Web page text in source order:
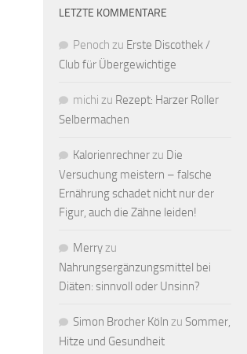
LETZTE KOMMENTARE
Penoch zu Erste Discothek /
Club für Übergewichtige
michi zu Rezept: Harzer Roller
Selbermachen
Kalorienrechnerzu Die
Versuchung meistern – falsche
Ernährung schadet nicht nur der
Figur, auch die Zähne leiden!
Merryzu
Nahrungsergänzungsmittel bei
Diäten: sinnvoll oder Unsinn?
Simon Brocher Köln zu Sommer,
Hitze und Gesundheit